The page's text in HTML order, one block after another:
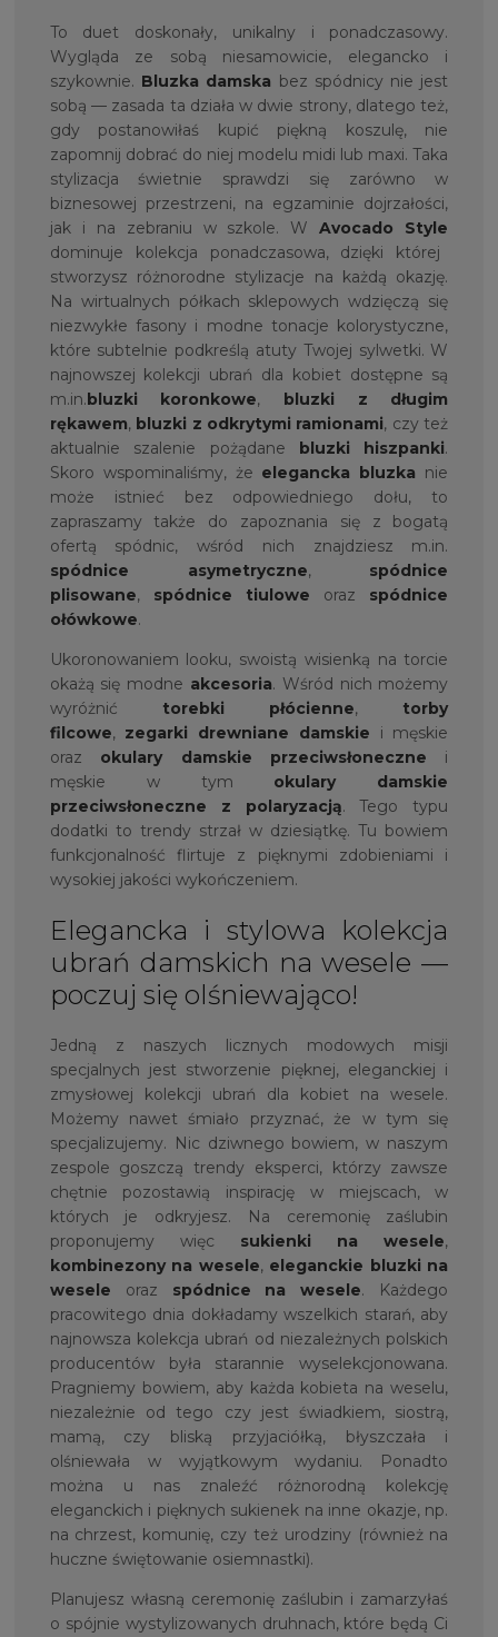
To duet doskonały, unikalny i ponadczasowy.
Wygląda ze sobą niesamowicie, elegancko i
szykownie. Bluzka damska bez spódnicy nie jest
sobą — zasada ta działa w dwie strony, dlatego też,
gdy postanowiłaś kupić piękną koszulę, nie
zapomnij dobrać do niej modelu midi lub maxi. Taka
stylizacja świetnie sprawdzi się zarówno w
biznesowej przestrzeni, na egzaminie dojrzałości,
jak i na zebraniu w szkole. WAvocado Style
dominuje kolekcja ponadczasowa, dzięki której
stworzysz różnorodne stylizacje na każdą okazję.
Na wirtualnych półkach sklepowych wdzięczą się
niezwykłe fasony i modne tonacje kolorystyczne,
które subtelnie podkreślą atuty Twojej sylwetki. W
najnowszej kolekcji ubrań dla kobiet dostępne są
m.in.bluzki koronkowe, bluzki z długim
rękawem, bluzki z odkrytymi ramionami, czy też
aktualnie szalenie pożądane bluzki hiszpanki.
Skoro wspominaliśmy, że elegancka bluzka nie
może istnieć bez odpowiedniego dołu, to
zapraszamy także do zapoznania się z bogatą
ofertą spódnic, wśród nich znajdziesz m.in.
spódnice asymetryczne, spódnice
plisowane, spódnice tiulowe oraz spódnice
ołówkowe.
Ukoronowaniem looku, swoistą wisienką na torcie
okażą się modne akcesoria. Wśród nich możemy
wyróżnić torebki płócienne, torby
filcowe, zegarki drewniane damskie i męskie
oraz okulary damskie przeciwsłoneczne i
męskie w tym okulary damskie
przeciwsłoneczne z polaryzacją. Tego typu
dodatki to trendy strzał w dziesiątkę. Tu bowiem
funkcjonalność flirtuje z pięknymi zdobieniami i
wysokiej jakości wykończeniem.
Elegancka i stylowa kolekcja
ubrań damskich na wesele —
poczuj się olśniewająco!
Jedną z naszych licznych modowych misji
specjalnych jest stworzenie pięknej, eleganckiej i
zmysłowej kolekcji ubrań dla kobiet na wesele.
Możemy nawet śmiało przyznać, że w tym się
specjalizujemy. Nic dziwnego bowiem, w naszym
zespole goszczą trendy eksperci, którzy zawsze
chętnie pozostawią inspirację w miejscach, w
których je odkryjesz. Na ceremonię zaślubin
proponujemy więc
sukienki na wesele,
kombinezony na wesele, eleganckie bluzki na
wesele oraz spódnice na wesele. Każdego
pracowitego dnia dokładamy wszelkich starań, aby
najnowsza kolekcja ubrań od niezależnych polskich
producentów była starannie wyselekcjonowana.
Pragniemy bowiem, aby każda kobieta na weselu,
niezależnie od tego czy jest świadkiem, siostrą,
mamą, czy bliską przyjaciółką, błyszczała i
olśniewała w wyjątkowym wydaniu. Ponadto
można u nas znaleźć różnorodną kolekcję
eleganckich i pięknych sukienek na inne okazje, np.
na chrzest, komunię, czy też urodziny (również na
huczne świętowanie osiemnastki).
Planujesz własną ceremonię zaślubin i zamarzyłaś
o spójnie wystylizowanych druhnach, które będą Ci